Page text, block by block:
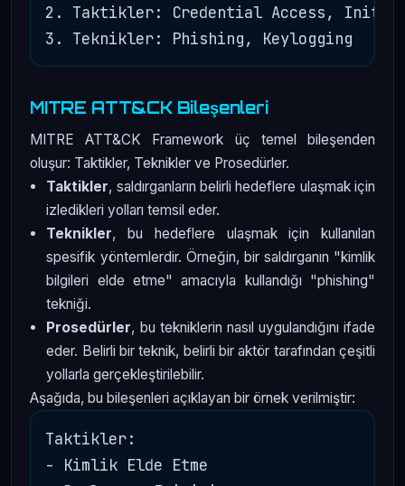
2. Taktikler: Credential Access, Initial
MITRE ATT&CK Bileşenleri
MITRE ATT&CK Framework üç temel bileşenden
oluşur: Taktikler, Teknikler ve Prosedürler.
Taktikler, saldırganların belirli hedeflere ulaşmak için
izledikleri yolları temsil eder.
Teknikler, bu hedeflere ulaşmak için kullanılan
spesifik yöntemlerdir. Örneğin, bir saldırganın "kimlik
bilgileri elde etme" amacıyla kullandığı "phishing"
tekniği.
Prosedürler, bu tekniklerin nasıl uygulandığını ifade
eder. Belirli bir teknik, belirli bir aktör tarafından çeşitli
yollarla gerçekleştirilebilir.
Aşağıda, bu bileşenleri açıklayan bir örnek verilmiştir:
Taktikler:
- Kimlik Elde Etme